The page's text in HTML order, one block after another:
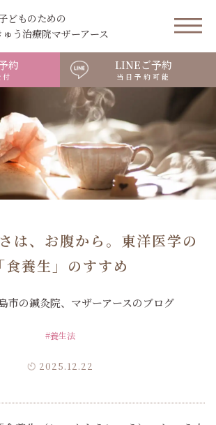
どものための
ゅう治療院マザーアース
約 LINEご予約
当日予約可能
は、お腹から。東洋医学の
「食養生」のすすめ
市の鍼灸院、マザーアースのブログ
#養生法
2025.12.22